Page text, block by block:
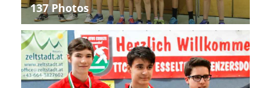
137 Photos